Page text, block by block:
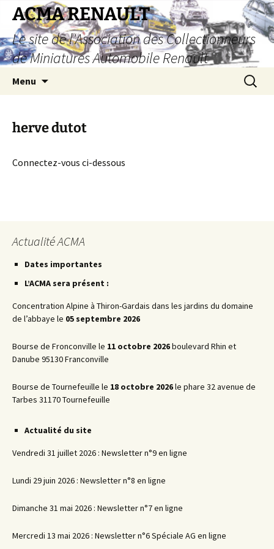
Aller
contenu
ACMA RENAULT
Le site de l'Association des Collectionneurs
de Miniatures Automobile Renault
Menu
herve dutot
Connectez-vous ci-dessous
Actualité ACMA
Dates importantes
L’ACMA sera présent :
Concentration Alpine à Thiron-Gardais dans les jardins du domaine
de l’abbaye le 05 septembre 2026
Bourse de Fronconville le 11 octobre 2026boulevard Rhin et
Danube 95130 Franconville
Bourse de Tournefeuille le 18 octobre 2026le phare 32 avenue de
Tarbes 31170 Tournefeuille
Actualité du site
Vendredi 31 juillet 2026 : Newsletter n°9 en ligne
Lundi 29 juin 2026 : Newsletter n°8 en ligne
Dimanche 31 mai 2026 : Newsletter n°7 en ligne
Mercredi 13 mai 2026 : Newsletter n°6 Spéciale AG en ligne